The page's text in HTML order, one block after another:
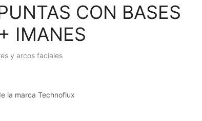
CON BASES
IMANES
y arcos faciales
la marca Technoflux